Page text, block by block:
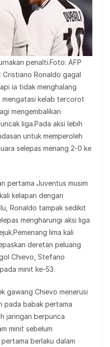
penalti.Foto: AFP
Cristiano Ronaldo gagal
ia tidak menghalang
mengatasi kelab tercorot
mengembalikan
liga.Pada aksi lebih
untuk memperoleh
selepas menang 2-0 ke
pertama Juventus musim
kelapan dengan
Ronaldo tampak sedikit
mengharungi aksi liga
lima kali
deretan peluang
Chievo, Stefano
minit ke-53.
gawang Chievo menerusi
pada babak pertama
jaringan berpunca
minit sebelum
berlaku dalam